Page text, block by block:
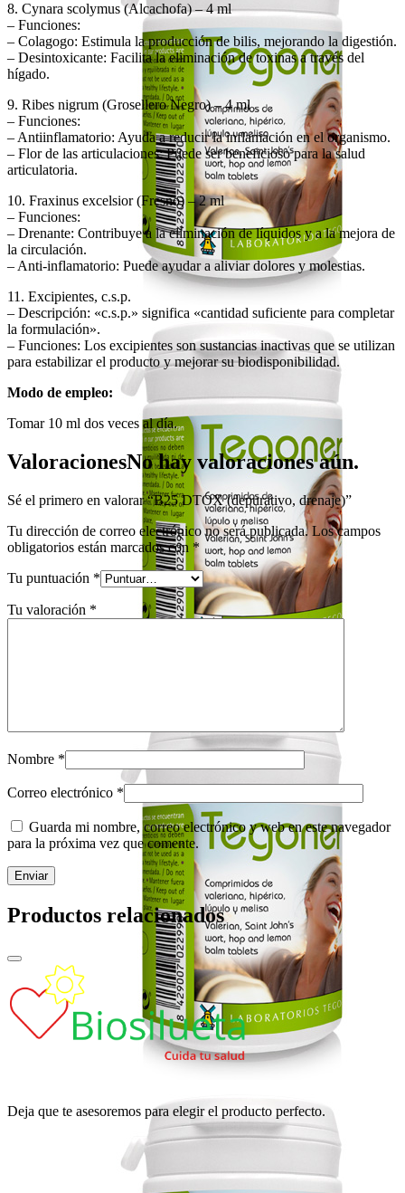
8. Cynara scolymus (Alcachofa) – 4 ml
– Funciones:
– Colagogo: Estimula la producción de bilis, mejorando la digestión.
– Desintoxicante: Facilita la eliminación de toxinas a través del
hígado.
9. Ribes nigrum (Grosellero Negro) – 4 ml
– Funciones:
– Antiinflamatorio: Ayuda a reducir la inflamación en el organismo.
– Flor de las articulaciones: Puede ser beneficioso para la salud
articulatoria.
10. Fraxinus excelsior (Fresno) – 2 ml
– Funciones:
– Drenante: Contribuye a la eliminación de líquidos y a la mejora de
la circulación.
– Anti-inflamatorio: Puede ayudar a aliviar dolores y molestias.
11. Excipientes, c.s.p.
– Descripción: «c.s.p.» significa «cantidad suficiente para completar
la formulación».
– Funciones: Los excipientes son sustancias inactivas que se utilizan
para estabilizar el producto y mejorar su biodisponibilidad.
Modo de empleo:
Tomar 10 ml dos veces al día.
ValoracionesNo hay valoraciones aún.
Sé el primero en valorar “B25 DTOX (depurativo, drenaje)”
Tu dirección de correo electrónico no será publicada. Los campos
obligatorios están marcados con *
Tu puntuación *
Tu valoración *
Nombre *
Correo electrónico *
Guarda mi nombre, correo electrónico y web en este navegador
para la próxima vez que comente.
Productos relacionados
Deja que te asesoremos para elegir el producto perfecto.